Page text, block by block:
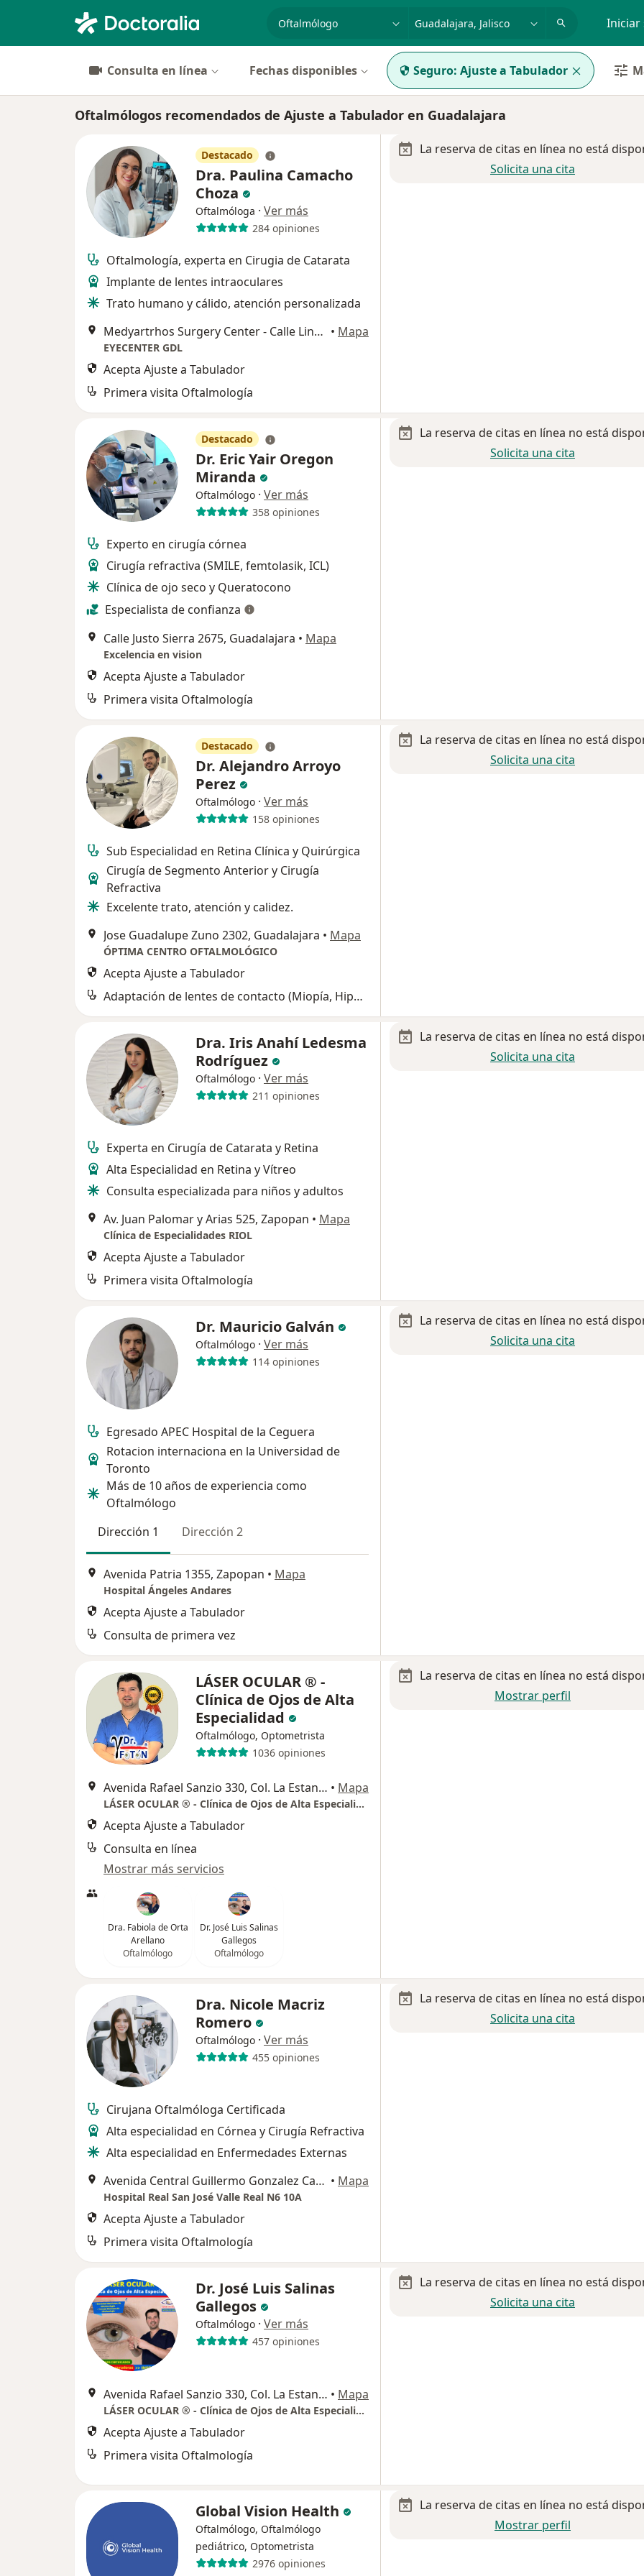
especialidad, enfermedad o nombre Iniciar
Consulta en línea Fechas disponibles Seguro: Ajuste a Tabulador
Oftalmólogos recomendados de Ajuste a Tabulador en Guadalajara
Destacado
Dra. Paulina Camacho
Choza
Oftalmóloga · Ver más
284 opiniones
Oftalmología, experta en Cirugia de Catarata
Implante de lentes intraoculares
Trato humano y cálido, atención personalizada
Medyartrhos Surgery Center - Calle Lincoln 40, Consultorio 606B, Piso 6, Guadalajara • Mapa
EYECENTER GDL
Acepta Ajuste a Tabulador
Primera visita Oftalmología
La reserva de citas en línea no está
Solicita una cita
Destacado
Dr. Eric Yair Oregon
Miranda
Oftalmólogo · Ver más
358 opiniones
Experto en cirugía córnea
Cirugía refractiva (SMILE, femtolasik, ICL)
Clínica de ojo seco y Queratocono
Especialista de confianza
Calle Justo Sierra 2675, Guadalajara • Mapa
Excelencia en vision
Acepta Ajuste a Tabulador
Primera visita Oftalmología
La reserva de citas en línea no está
Solicita una cita
Destacado
Dr. Alejandro Arroyo
Perez
Oftalmólogo · Ver más
158 opiniones
Sub Especialidad en Retina Clínica y Quirúrgica
Cirugía de Segmento Anterior y Cirugía
Refractiva
Excelente trato, atención y calidez.
Jose Guadalupe Zuno 2302, Guadalajara • Mapa
ÓPTIMA CENTRO OFTALMOLÓGICO
Acepta Ajuste a Tabulador
Adaptación de lentes de contacto (Miopía, Hipermetropía y Astigmatismo)
La reserva de citas en línea no está
Solicita una cita
Dra. Iris Anahí Ledesma
Rodríguez
Oftalmólogo · Ver más
211 opiniones
Experta en Cirugía de Catarata y Retina
Alta Especialidad en Retina y Vítreo
Consulta especializada para niños y adultos
Av. Juan Palomar y Arias 525, Zapopan • Mapa
Clínica de Especialidades RIOL
Acepta Ajuste a Tabulador
Primera visita Oftalmología
La reserva de citas en línea no está
Solicita una cita
Dr. Mauricio Galván
Oftalmólogo · Ver más
114 opiniones
Egresado APEC Hospital de la Ceguera
Rotacion internaciona en la Universidad de
Toronto
Más de 10 años de experiencia como
Oftalmólogo
Dirección 1
Dirección 2
Avenida Patria 1355, Zapopan • Mapa
Hospital Ángeles Andares
Acepta Ajuste a Tabulador
Consulta de primera vez
La reserva de citas en línea no está
Solicita una cita
LÁSER OCULAR ® -
Clínica de Ojos de Alta
Especialidad
Oftalmólogo, Optometrista
1036 opiniones
Avenida Rafael Sanzio 330, Col. La Estancia, Zapopan • Mapa
LÁSER OCULAR ® - Clínica de Ojos de Alta Especialidad
Acepta Ajuste a Tabulador
Consulta en línea
Mostrar más servicios
Dra. Fabiola de Orta
Arellano
Oftalmólogo
Dr. José Luis Salinas
Gallegos
Oftalmólogo
La reserva de citas en línea no está
Mostrar perfil
Dra. Nicole Macriz
Romero
Oftalmólogo · Ver más
455 opiniones
Cirujana Oftalmóloga Certificada
Alta especialidad en Córnea y Cirugía Refractiva
Alta especialidad en Enfermedades Externas
Avenida Central Guillermo Gonzalez Camarena #911, Zapopan • Mapa
Hospital Real San José Valle Real N6 10A
Acepta Ajuste a Tabulador
Primera visita Oftalmología
La reserva de citas en línea no está
Solicita una cita
Dr. José Luis Salinas
Gallegos
Oftalmólogo · Ver más
457 opiniones
Avenida Rafael Sanzio 330, Col. La Estancia, Zapopan • Mapa
LÁSER OCULAR ® - Clínica de Ojos de Alta Especialidad
Acepta Ajuste a Tabulador
Primera visita Oftalmología
La reserva de citas en línea no está
Solicita una cita
Global Vision Health
Oftalmólogo, Oftalmólogo
pediátrico, Optometrista
2976 opiniones
La reserva de citas en línea no está
Mostrar perfil